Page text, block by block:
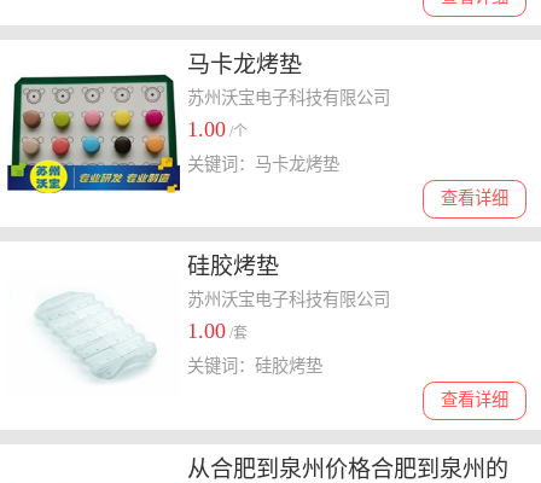
马卡龙烤垫
苏州沃宝电子科技有限公司
1.00 /个
查看详细
关键词：马卡龙烤垫
硅胶烤垫
苏州沃宝电子科技有限公司
1.00 /套
查看详细
关键词：硅胶烤垫
从合肥到泉州价格合肥到泉州的